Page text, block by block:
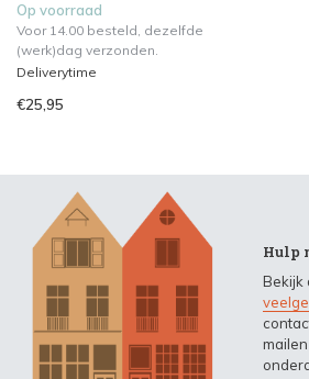
Op voorraad
Voor 14.00 besteld, dezelfde
(werk)dag verzonden.
Deliverytime
€25,95
Hulp
Bekijk